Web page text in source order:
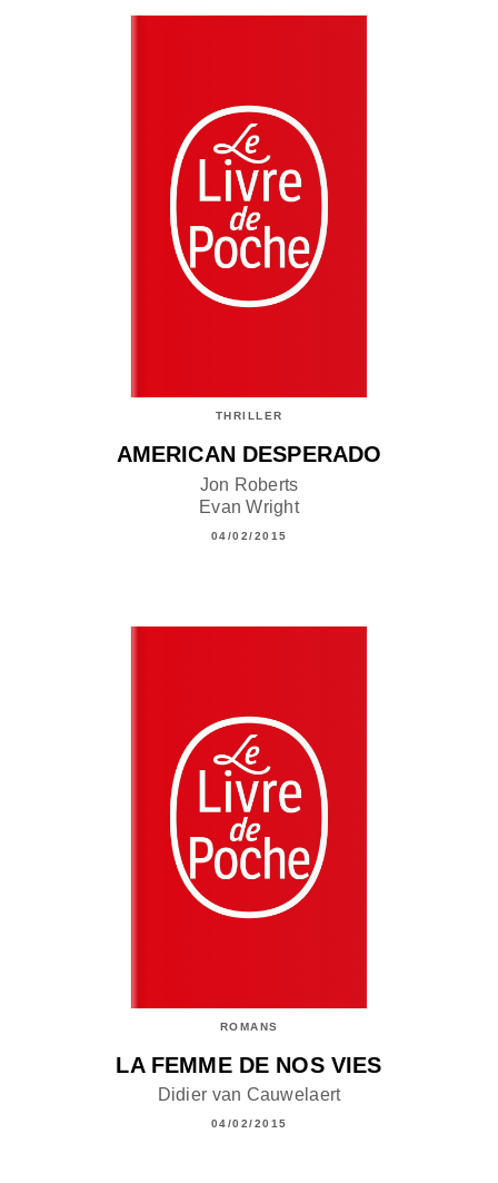
THRILLER
AMERICAN DESPERADO
Jon Roberts
Evan Wright
04/02/2015
ROMANS
LA FEMME DE NOS VIES
Didier van Cauwelaert
04/02/2015